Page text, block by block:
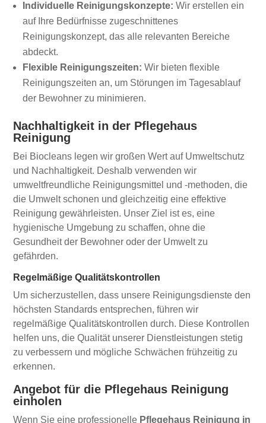
Individuelle Reinigungskonzepte: Wir erstellen ein
auf Ihre Bedürfnisse zugeschnittenes
Reinigungskonzept, das alle relevanten Bereiche
abdeckt.
Flexible Reinigungszeiten: Wir bieten flexible
Reinigungszeiten an, um Störungen im Tagesablauf
der Bewohner zu minimieren.
Nachhaltigkeit in der Pflegehaus
Reinigung
Bei Biocleans legen wir großen Wert auf Umweltschutz
und Nachhaltigkeit. Deshalb verwenden wir
umweltfreundliche Reinigungsmittel und -methoden, die
die Umwelt schonen und gleichzeitig eine effektive
Reinigung gewährleisten. Unser Ziel ist es, eine
hygienische Umgebung zu schaffen, ohne die
Gesundheit der Bewohner oder der Umwelt zu
gefährden.
Regelmäßige Qualitätskontrollen
Um sicherzustellen, dass unsere Reinigungsdienste den
höchsten Standards entsprechen, führen wir
regelmäßige Qualitätskontrollen durch. Diese Kontrollen
helfen uns, die Qualität unserer Dienstleistungen stetig
zu verbessern und mögliche Schwächen frühzeitig zu
erkennen.
Angebot für die Pflegehaus Reinigung
einholen
Wenn Sie eine professionelle Pflegehaus Reinigung in